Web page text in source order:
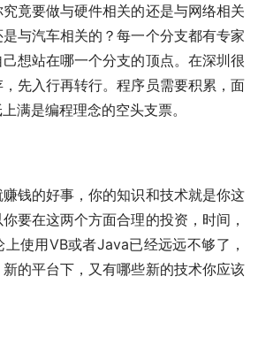
竟要做与硬件相关的还是与网络相关
与汽车相关的？每一个分支都有专家
想站在哪一个分支的顶点。在深圳很
先入行再转行。程序员需要积累，面
满是编程理念的空头支票。
钱的好事，你的知识和技术就是你这
要在这两个方面合理的投资，时间，
使用VB或者Java已经远远不够了，
的平台下，又有哪些新的技术你应该